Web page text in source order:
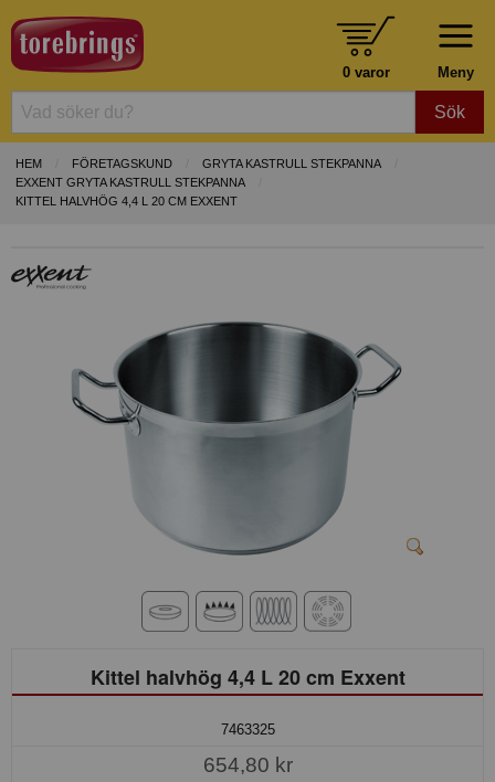
Meny
0 varor
Sök
HEM FÖRETAGSKUND
GRYTA KASTRULL STEKPANNA
EXXENT GRYTA KASTRULL STEKPANNA
KITTEL HALVHÖG 4,4 L 20 CM EXXENT
Kittel halvhög 4,4 L 20 cm Exxent
7463325
654,80 kr